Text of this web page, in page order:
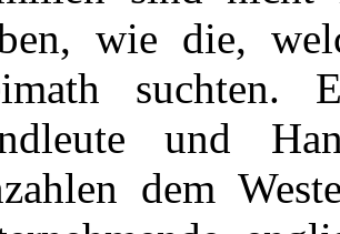
wie die,
suchten.
und
dem